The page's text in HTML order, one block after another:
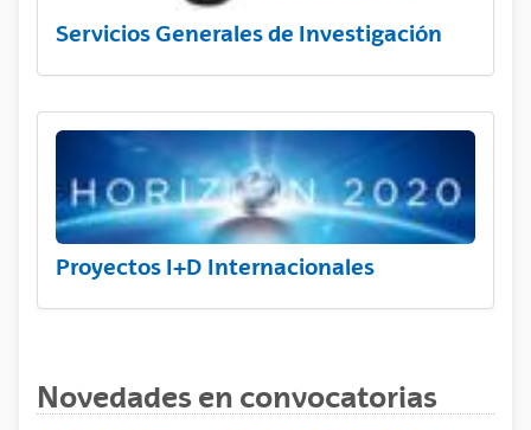
Servicios Generales de Investigación
Proyectos I+D Internacionales
Novedades en convocatorias